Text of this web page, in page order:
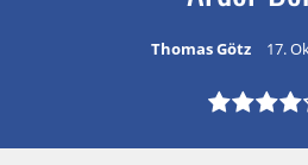
Thomas Götz 17.